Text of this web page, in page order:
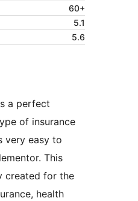
60+
5.1
5.6
a perfect
of insurance
very easy to
This
created for the
health